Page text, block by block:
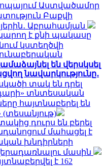
Աստվածամոր
Բաքվի
Աբրահամյան
է քնի պակասը
կստեղծվի
են վերսկսել
նավարկությունը․
տակ են դրել
տնտեսական
հայտնաբերել են
դուրս են բերել
մահացել է
խնդիրների
մասին
է 162